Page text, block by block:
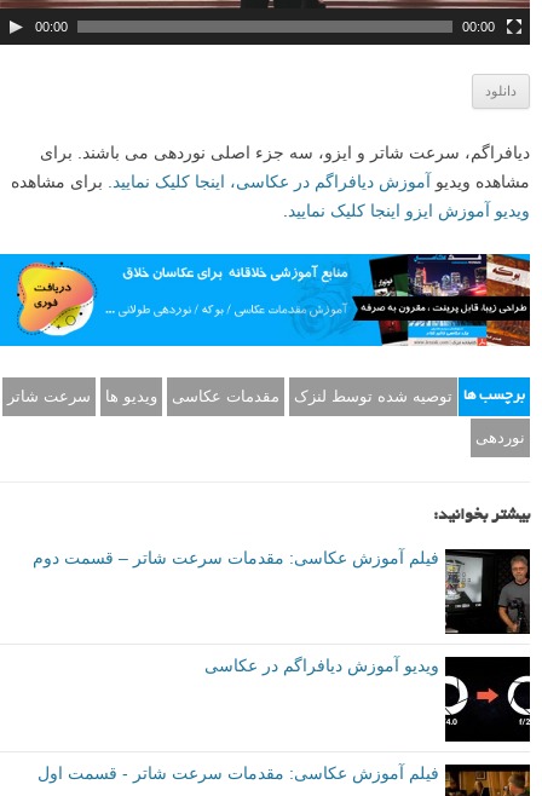
00:00 00:00
دانلود
دیافراگم، سرعت شاتر و ایزو، سه جزء اصلی نوردهی می باشند. برای
مشاهده ویدیو آموزش دیافراگم در عکاسی، اینجا کلیک نمایید.
برای مشاهده
ویدیو آموزش ایزو اینجا کلیک نمایید
برچسب ها توصیه شده توسط لنزک مقدمات عکاسی ویدیو ها سرعت شاتر
نوردهی
بیشتر بخوانید:
فیلم آموزش عکاسی: مقدمات سرعت شاتر – قسمت دوم
ویدیو آموزش دیافراگم در عکاسی
فیلم آموزش عکاسی: مقدمات سرعت شاتر - قسمت اول